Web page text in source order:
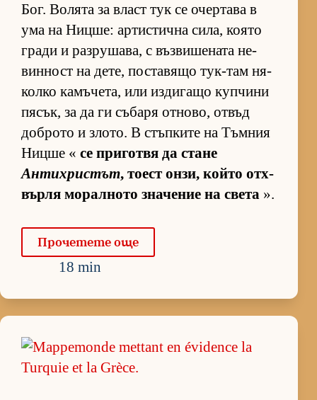
Бог. Во­лята за власт тук се очер­тава в
ума на Ниц­ше: ар­тис­тична си­ла, ко­ято
гради и раз­ру­ша­ва, с въз­ви­ше­ната не­
вин­ност на де­те, пос­та­вящо тук-там ня­
колко ка­мъ­че­та, или из­ди­гащо куп­чини
пя­сък, за да ги съ­баря от­но­во, от­въд
доб­рото и зло­то. В стъп­ките на Тъм­ния
Ницше « се при­готвя да стане
Антихристът, то­ест он­зи, който от­х­
върля мо­рал­ното зна­че­ние на света ».
Про­че­тете още
18 min